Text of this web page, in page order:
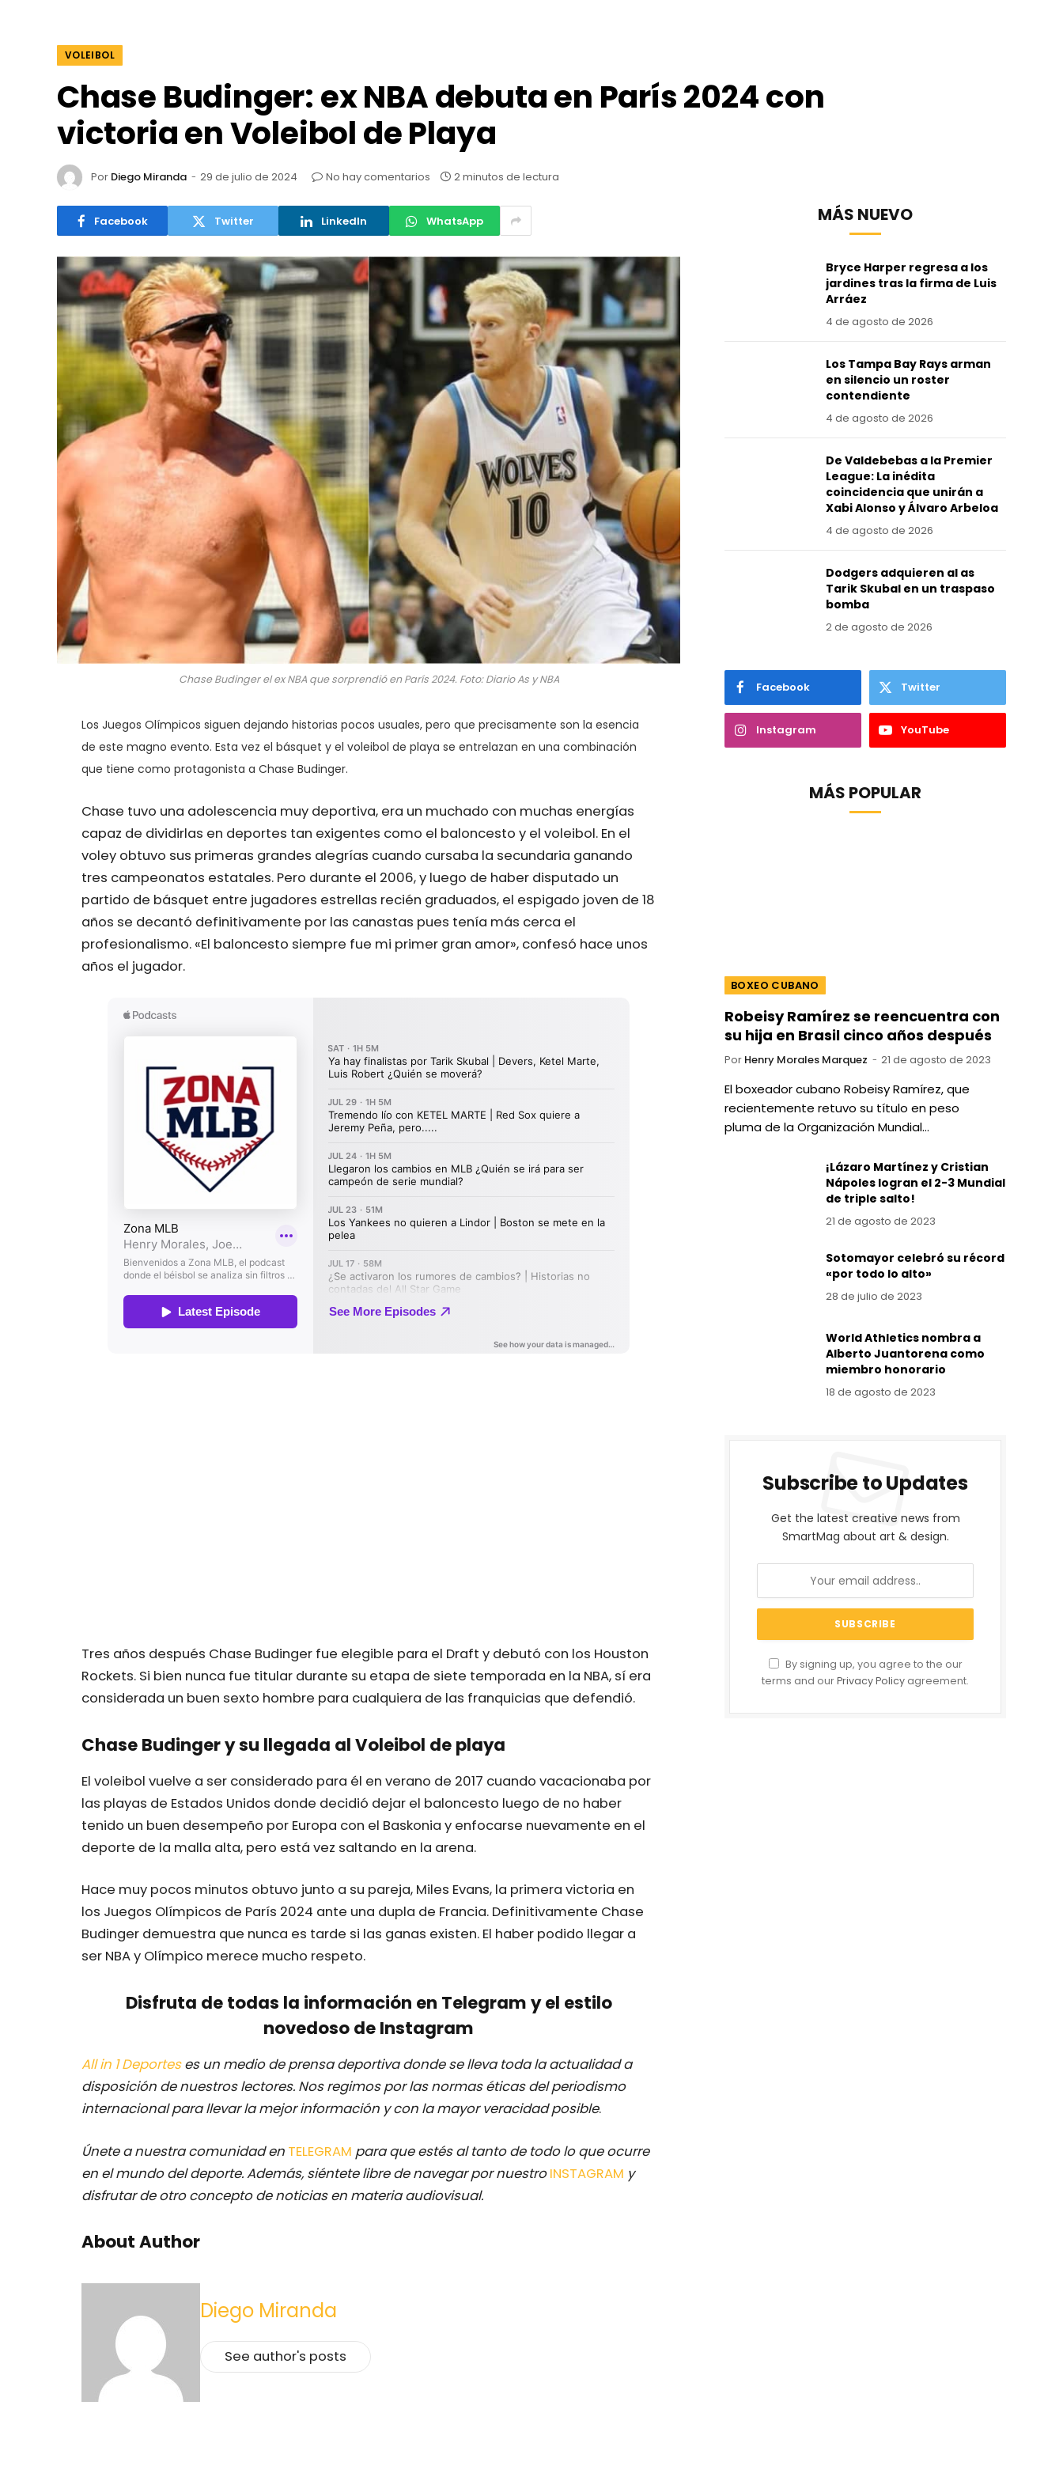
VOLEIBOL
Chase Budinger: ex NBA debuta en París 2024 con
victoria en Voleibol de Playa
Por Diego Miranda 29 de julio de 2024 No hay comentarios 2 minutos de lectura
Facebook Twitter LinkedIn WhatsApp
Chase Budinger el ex NBA que sorprendió en París 2024. Foto: Diario As y NBA
Los Juegos Olímpicos siguen dejando historias pocos usuales, pero que precisamente son la esencia
de este magno evento. Esta vez el básquet y el voleibol de playa se entrelazan en una combinación
que tiene como protagonista a Chase Budinger.
Chase tuvo una adolescencia muy deportiva, era un muchado con muchas energías
capaz de dividirlas en deportes tan exigentes como el baloncesto y el voleibol. En el
voley obtuvo sus primeras grandes alegrías cuando cursaba la secundaria ganando
tres campeonatos estatales. Pero durante el 2006, y luego de haber disputado un
partido de básquet entre jugadores estrellas recién graduados, el espigado joven de 18
años se decantó definitivamente por las canastas pues tenía más cerca el
profesionalismo. «El baloncesto siempre fue mi primer gran amor», confesó hace unos
años el jugador.
Tres años después Chase Budinger fue elegible para el Draft y debutó con los Houston
Rockets. Si bien nunca fue titular durante su etapa de siete temporada en la NBA, sí era
considerada un buen sexto hombre para cualquiera de las franquicias que defendió.
Chase Budinger y su llegada al Voleibol de playa
El voleibol vuelve a ser considerado para él en verano de 2017 cuando vacacionaba por
las playas de Estados Unidos donde decidió dejar el baloncesto luego de no haber
tenido un buen desempeño por Europa con el Baskonia y enfocarse nuevamente en el
deporte de la malla alta, pero está vez saltando en la arena.
Hace muy pocos minutos obtuvo junto a su pareja, Miles Evans, la primera victoria en
los Juegos Olímpicos de París 2024 ante una dupla de Francia. Definitivamente Chase
Budinger demuestra que nunca es tarde si las ganas existen. El haber podido llegar a
ser NBA y Olímpico merece mucho respeto.
Disfruta de todas la información en Telegram y el estilo
novedoso de Instagram
All in 1 Deporteses un medio de prensa deportiva donde se lleva toda la actualidad a
disposición de nuestros lectores. Nos regimos por las normas éticas del periodismo
internacional para llevar la mejor información y con la mayor veracidad posible.
Únete a nuestra comunidad en TELEGRAM para que estés al tanto de todo lo que ocurre
en el mundo del deporte. Además, siéntete libre de navegar por nuestro INSTAGRAM y
disfrutar de otro concepto de noticias en materia audiovisual.
About Author
Diego Miranda
See author's posts
MÁS NUEVO
Bryce Harper regresa a los
jardines tras la firma de Luis
Arráez
4 de agosto de 2026
Los Tampa Bay Rays arman
en silencio un roster
contendiente
4 de agosto de 2026
De Valdebebas a la Premier
League: La inédita
coincidencia que unirán a
Xabi Alonso y Álvaro Arbeloa
4 de agosto de 2026
Dodgers adquieren al as
Tarik Skubal en un traspaso
bomba
2 de agosto de 2026
Facebook Twitter
Instagram YouTube
MÁS POPULAR
BOXEO CUBANO
Robeisy Ramírez se reencuentra con
su hija en Brasil cinco años después
Por Henry Morales Marquez 21 de agosto de 2023
El boxeador cubano Robeisy Ramírez, que
recientemente retuvo su título en peso
pluma de la Organización Mundial…
¡Lázaro Martínez y Cristian
Nápoles logran el 2-3 Mundial
de triple salto!
21 de agosto de 2023
Sotomayor celebró su récord
«por todo lo alto»
28 de julio de 2023
World Athletics nombra a
Alberto Juantorena como
miembro honorario
18 de agosto de 2023
Subscribe to Updates
Get the latest creative news from
SmartMag about art & design.
By signing up, you agree to the our
terms and ourPrivacy Policy agreement.